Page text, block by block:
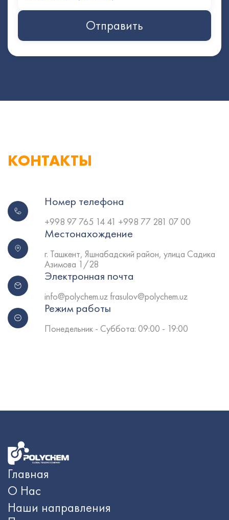
Отправить
КОНТАКТЫ
Номер телефона
+998 97 765 14 41 +998 77 281 07 00
Местонахождение
г. Ташкент, Яшнабадский район, улица Садика
Азимова 1/28
Электронная почта
info@polychem.uz frasulov@polychem.uz
Режим работы
Понедельник - Cуббота: 09:00 - 19:00
Главная
О Нас
Наши направления